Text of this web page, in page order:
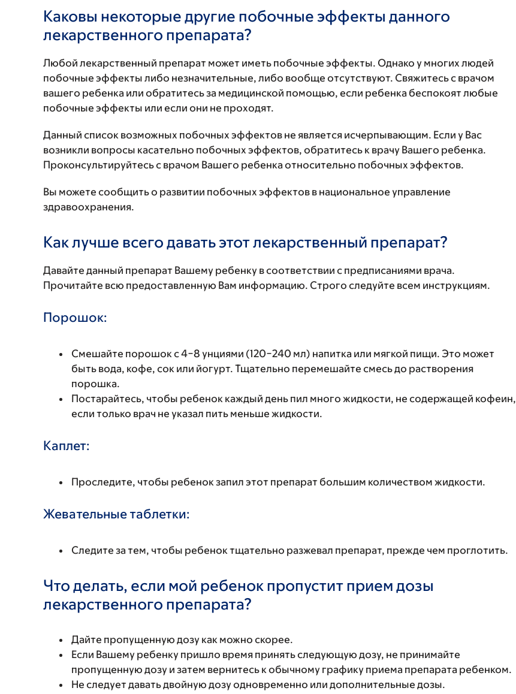
Каковы некоторые другие побочные эффекты данного
лекарственного препарата?
Любой лекарственный препарат может иметь побочные эффекты. Однако у многих людей
побочные эффекты либо незначительные, либо вообще отсутствуют. Свяжитесь с врачом
вашего ребенка или обратитесь за медицинской помощью, если ребенка беспокоят любые
побочные эффекты или если они не проходят.
Данный список возможных побочных эффектов не является исчерпывающим. Если у Вас
возникли вопросы касательно побочных эффектов, обратитесь к врачу Вашего ребенка.
Проконсультируйтесь с врачом Вашего ребенка относительно побочных эффектов.
Вы можете сообщить о развитии побочных эффектов в национальное управление
здравоохранения.
Как лучше всего давать этот лекарственный препарат?
Давайте данный препарат Вашему ребенку в соответствии с предписаниями врача.
Прочитайте всю предоставленную Вам информацию. Строго следуйте всем инструкциям.
Порошок:
Смешайте порошок с 4−8 унциями (120−240 мл) напитка или мягкой пищи. Это может
быть вода, кофе, сок или йогурт. Тщательно перемешайте смесь до растворения
порошка.
Постарайтесь, чтобы ребенок каждый день пил много жидкости, не содержащей кофеин,
если только врач не указал пить меньше жидкости.
Каплет:
Проследите, чтобы ребенок запил этот препарат большим количеством жидкости.
Жевательные таблетки:
Следите за тем, чтобы ребенок тщательно разжевал препарат, прежде чем проглотить.
Что делать, если мой ребенок пропустит прием дозы
лекарственного препарата?
Дайте пропущенную дозу как можно скорее.
Если Вашему ребенку пришло время принять следующую дозу, не принимайте
пропущенную дозу и затем вернитесь к обычному графику приема препарата ребенком.
Не следует давать двойную дозу одновременно или дополнительные дозы.